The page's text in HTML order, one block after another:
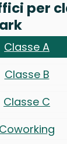
per
Classe A
Classe B
Classe C
Coworking